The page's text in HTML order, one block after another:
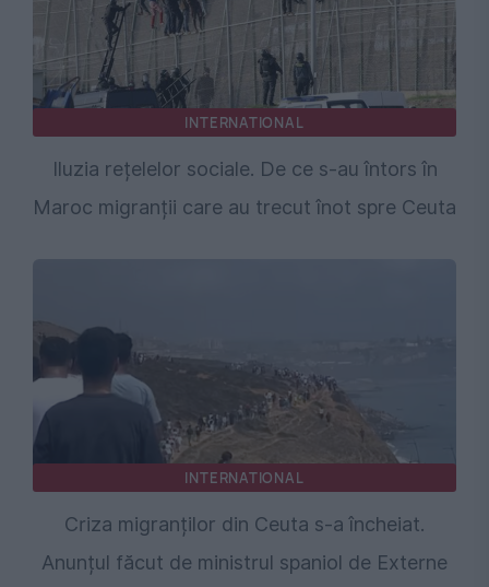
INTERNATIONAL
Iluzia rețelelor sociale. De ce s-au întors în
Maroc migranții care au trecut înot spre Ceuta
INTERNATIONAL
Criza migranților din Ceuta s-a încheiat.
Anunțul făcut de ministrul spaniol de Externe